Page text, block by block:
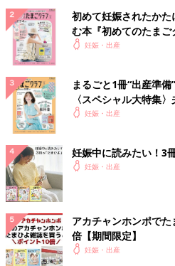
です。検査の結果をどう受け止め
し合ってくること、結果は夫婦揃
した。
「子どもを授かるとは？」とじっ
妊娠週数17週で血液採取による出
ー検査」を受けました。結果は心
ロでは無いため不安の拭えない顔
に基づく資料を示しながら丁寧に細
た。
それはまるで大学の講義を受けて
的になっていた私の思考回路を明
ちたような感覚になりました。
その後、保健センターが主催する
住む同じ年で産院も同じのプレマ
初めて妊娠されたか
む本『初めてのたまご
妊娠・出産
まるごと1冊“出産準備
〈スペシャル大特集
妊娠・出産
妊娠中に読みたい！3
妊娠・出産
アカチャンホンポで
倍【期間限定】
妊娠・出産